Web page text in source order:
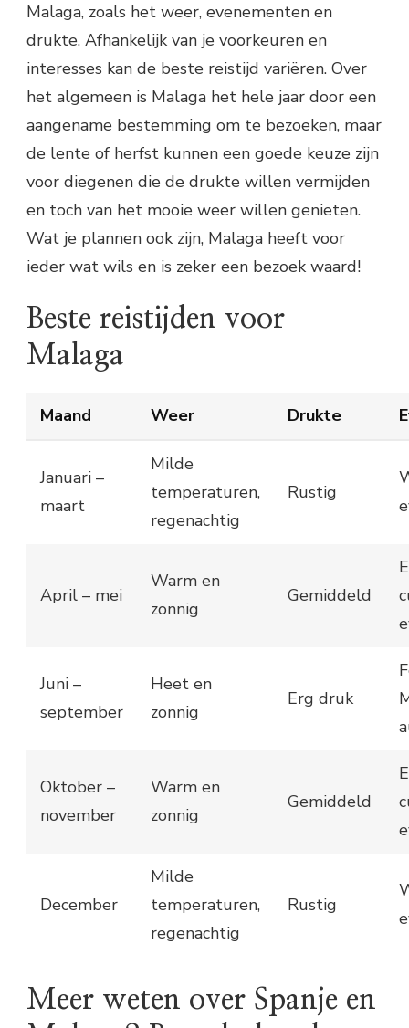
Malaga, zoals het weer, evenementen en
drukte. Afhankelijk van je voorkeuren en
interesses kan de beste reistijd variëren. Over
het algemeen is Malaga het hele jaar door een
aangename bestemming om te bezoeken, maar
de lente of herfst kunnen een goede keuze zijn
voor diegenen die de drukte willen vermijden
en toch van het mooie weer willen genieten.
Wat je plannen ook zijn, Malaga heeft voor
ieder wat wils en is zeker een bezoek waard!
Beste reistijden voor
Malaga
Maand Weer Drukte
Januari –
maart
Milde
temperaturen,
regenachtig
Rustig
April – mei
Warm en
zonnig
Gemiddeld
Juni –
september
Heet en
zonnig
Erg druk
Oktober –
november
Warm en
zonnig
Gemiddeld
December
Milde
temperaturen,
regenachtig
Rustig
Meer weten over Spanje en